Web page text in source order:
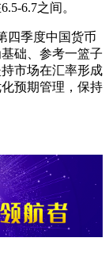
6.7之间。
季度中国货币
础、参考一篮子
市场在汇率形成
预期管理，保持